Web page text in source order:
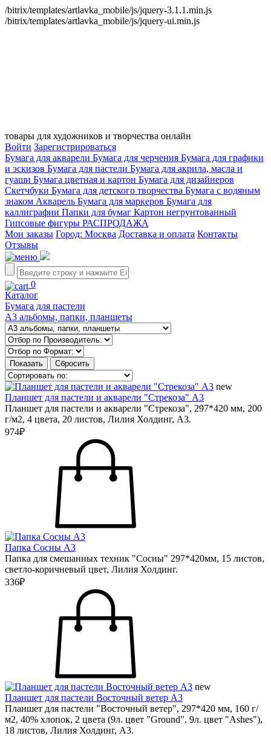
/bitrix/templates/artlavka_mobile/js/jquery-3.1.1.min.js
/bitrix/templates/artlavka_mobile/js/jquery-ui.min.js
товары для художников и творчества онлайн
Войти Зарегистрироваться
Бумага для акварели Бумага для черчения Бумага для графики
и эскизов Бумага для пастели Бумага для акрила, масла и
гуаши Бумага цветная и картон Бумага для дизайнеров
Скетчбуки Бумага для детского творчества Бумага с водяным
знаком Акварель Бумага для маркеров Бумага для
каллиграфии Папки для бумаг Картон негрунтованный
Гипсовые фигуры РАСПРОДАЖА
Мои заказы Город: Москва Доставка и оплата Контакты
Отзывы
0
Каталог
Бумага для пастели
А3 альбомы, папки, планшеты
new
Планшет для пастели и акварели "Стрекоза" А3
Планшет для пастели и акварели "Стрекоза", 297*420 мм, 200
г/м2, 4 цвета, 20 листов, Лилия Холдинг, А3.
974₽
Папка Сосны А3
Папка для смешанных техник "Сосны" 297*420мм, 15 листов,
светло-коричневый цвет, Лилия Холдинг.
336₽
new
Планшет для пастели Восточный ветер А3
Планшет для пастели "Восточный ветер", 297*420 мм, 160 г/
м2, 40% хлопок, 2 цвета (9л. цвет "Ground", 9л. цвет "Ashes"),
18 листов, Лилия Холдинг, А3.